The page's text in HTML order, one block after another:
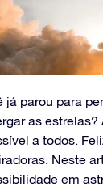
já parou para
as
a todos.
Neste
em